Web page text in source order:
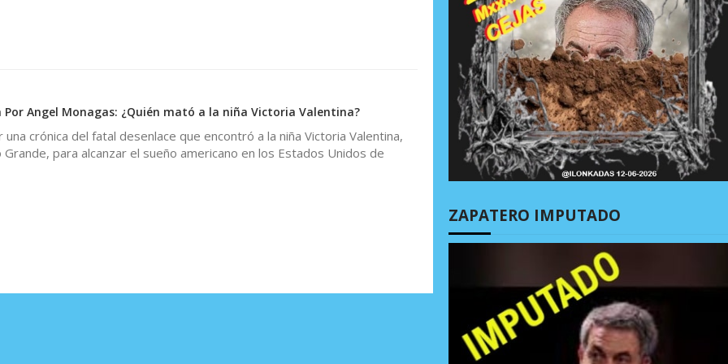
Por Angel Monagas: ¿Quién mató a la niña Victoria Valentina?
crónica del fatal desenlace que encontró a la niña Victoria Valentina,
para alcanzar el sueño americano en los Estados Unidos de
ZAPATERO IMPUTADO